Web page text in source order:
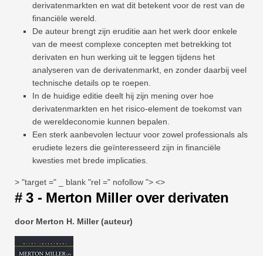
derivatenmarkten en wat dit betekent voor de rest van de
financiële wereld.
De auteur brengt zijn eruditie aan het werk door enkele
van de meest complexe concepten met betrekking tot
derivaten en hun werking uit te leggen tijdens het
analyseren van de derivatenmarkt, en zonder daarbij veel
technische details op te roepen.
In de huidige editie deelt hij zijn mening over hoe
derivatenmarkten en het risico-element de toekomst van
de wereldeconomie kunnen bepalen.
Een sterk aanbevolen lectuur voor zowel professionals als
erudiete lezers die geïnteresseerd zijn in financiële
kwesties met brede implicaties.
> "target =" _ blank "rel =" nofollow "> <>
# 3 - Merton Miller over derivaten
door Merton H. Miller (auteur)